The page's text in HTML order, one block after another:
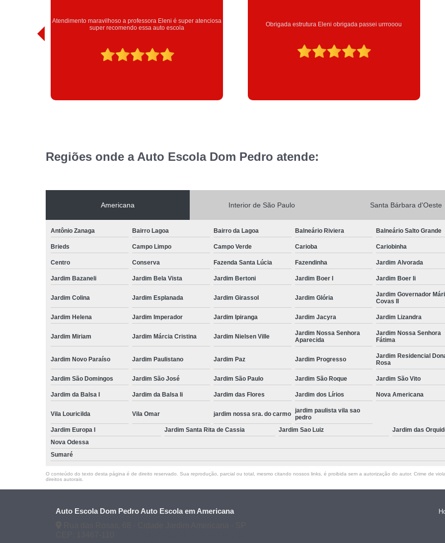
Obrigada estrutura Eleni obrigada passei urrrooou
Excelente atendimento , a Instrutora Eleni maravilhosa
atenciosa
Regiões onde a Auto Escola Dom Pedro atende:
Americana Interior de São Paulo Santa Bárbara d'Oeste
Antônio Zanaga Bairro Lagoa Bairro da Lagoa Balneário Riviera Balneário Salto Grande
Brieds Campo Limpo Campo Verde Carioba Cariobinha
Centro Conserva Fazenda Santa Lúcia Fazendinha Jardim Alvorada
Jardim Bazaneli Jardim Bela Vista Jardim Bertoni Jardim Boer I Jardim Boer Ii
Jardim Colina Jardim Esplanada Jardim Girassol Jardim Glória
Jardim Governador
Covas II
Jardim Helena Jardim Imperador Jardim Ipiranga Jardim Jacyra Jardim Lizandra
Jardim Miriam Jardim Márcia Cristina Jardim Nielsen Ville
Jardim Nossa Senhora
Aparecida
Jardim Nossa Senhora
Fátima
Jardim Novo Paraíso Jardim Paulistano Jardim Paz Jardim Progresso
Jardim Residencial
Rosa
Jardim São Domingos Jardim São José Jardim São Paulo Jardim São Roque Jardim São Vito
Jardim da Balsa I Jardim da Balsa Ii Jardim das Flores Jardim dos Lírios Nova Americana
Vila Louricilda Vila Omar jardim nossa sra. do carmo
jardim paulista vila sao
pedro
Jardim Europa I
Jardim Santa Rita de Cassia Jardim Sao Luiz Jardim das
Nova Odessa
Sumaré
O conteúdo do texto desta página é de direito reservado. Sua reprodução, parcial ou total, mesmo citando nossos links, é proibida sem a autorização do autor. Crime de
direitos autorais
Auto Escola Dom Pedro Auto Escola em Americana